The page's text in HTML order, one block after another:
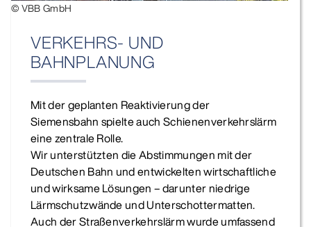
© VBB GmbH
VERKEHRS- UND
BAHNPLANUNG
Mit der geplanten Reaktivierung der
Siemensbahn spielte auch Schienenverkehrslärm
eine zentrale Rolle.
Wir unterstützten die Abstimmungen mit der
Deutschen Bahn und entwickelten wirtschaftliche
und wirksame Lösungen – darunter niedrige
Lärmschutzwände und Unterschottermatten.
Auch der Straßenverkehrslärm wurde umfassend